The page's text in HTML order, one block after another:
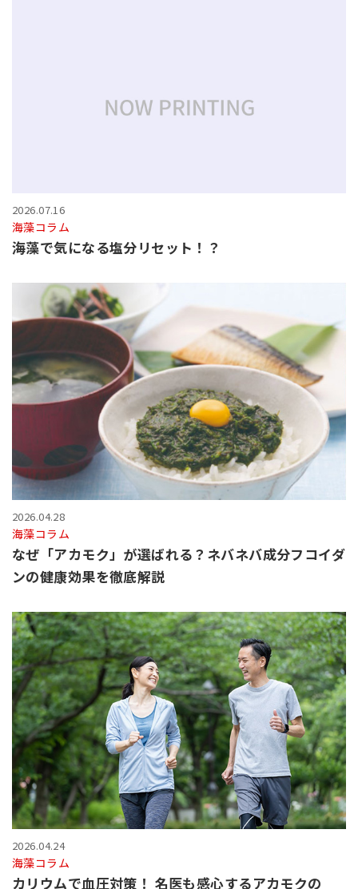
2026.07.16
海藻コラム
海藻で気になる塩分リセット！？
2026.04.28
海藻コラム
なぜ「アカモク」が選ばれる？ネバネバ成分フコイダ
ンの健康効果を徹底解説
2026.04.24
海藻コラム
カリウムで血圧対策！ 名医も感心するアカモクの